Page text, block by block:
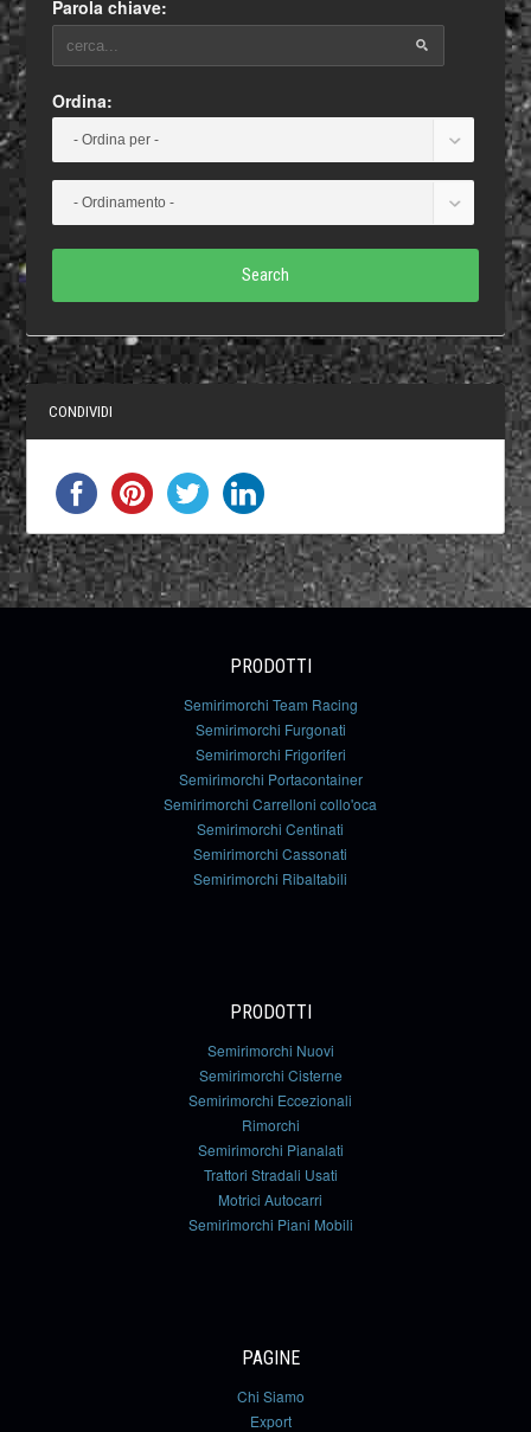
Parola chiave:
Ordina:
Search
CONDIVIDI
PRODOTTI
Semirimorchi Team Racing
Semirimorchi Furgonati
Semirimorchi Frigoriferi
Semirimorchi Portacontainer
Semirimorchi Carrelloni collo'oca
Semirimorchi Centinati
Semirimorchi Cassonati
Semirimorchi Ribaltabili
PRODOTTI
Semirimorchi Nuovi
Semirimorchi Cisterne
Semirimorchi Eccezionali
Rimorchi
Semirimorchi Pianalati
Trattori Stradali Usati
Motrici Autocarri
Semirimorchi Piani Mobili
PAGINE
Chi Siamo
Export